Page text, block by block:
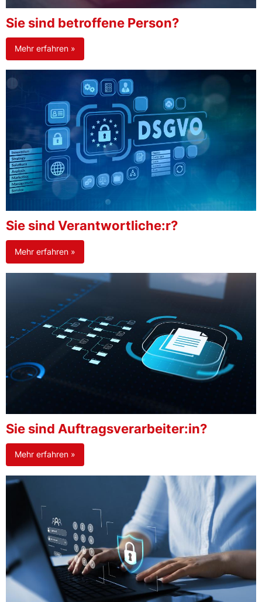
Sie sind betroffene Person?
Mehr erfahren »
Sie sind Verantwortliche:r?
Mehr erfahren »
Sie sind Auftragsverarbeiter:in?
Mehr erfahren »